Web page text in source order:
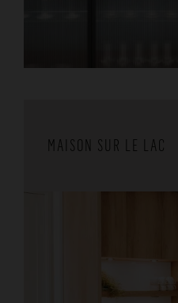
MAISON SUR LE LAC